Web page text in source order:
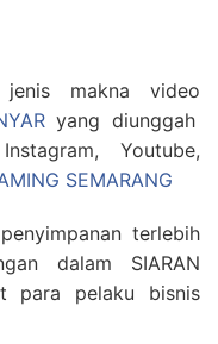
makna video
yang diunggah
Youtube,
SEMARANG
terlebih
dalam SIARAN
para pelaku bisnis